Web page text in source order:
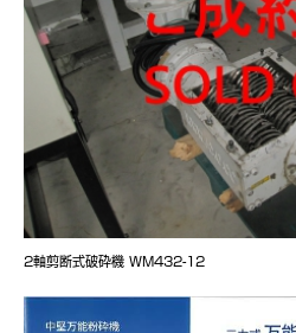
2軸剪断式破砕機 WM432-12